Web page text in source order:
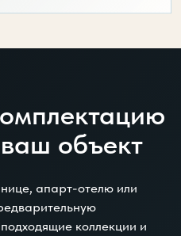
объект
апарт-отелю или
коллекции и